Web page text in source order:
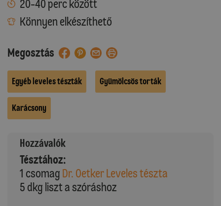
20-40 perc között
Könnyen elkészíthető
Megosztás
Egyéb leveles tészták Gyümölcsös torták
Karácsony
Hozzávalók
Tésztához:
1 csomag Dr. Oetker Leveles tészta
5 dkg liszt a szóráshoz